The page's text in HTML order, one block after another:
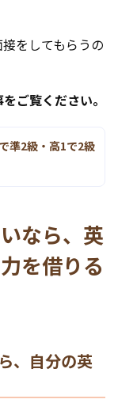
をしてもらうの
ご覧ください。
準2級・高1で2級
なら、英
を借りる
、自分の英